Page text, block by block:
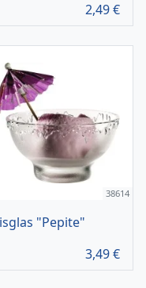
2,49€
38614
"Pepite"
3,49€